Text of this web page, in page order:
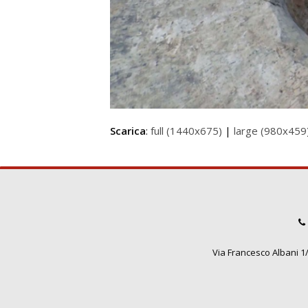
Scarica: full (1440x675) | large
Via Francesco Albani 1/